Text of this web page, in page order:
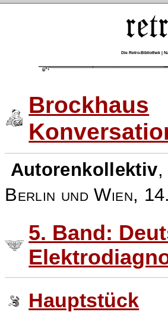
Die Retro-Bibliothek |
Brockhaus
Autorenkollektiv
Berlin und Wien,
5. Band:
Hauptstück